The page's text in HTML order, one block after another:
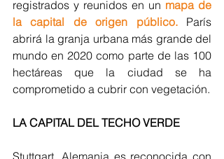
registrados y reunidos en un mapa de
la capital de origen público.
París
abrirá la granja urbana más grande del
mundo en 2020 como parte de las 100
hectáreas que la ciudad se ha
comprometido a cubrir con vegetación.
LA CAPITAL DEL TECHO VERDE